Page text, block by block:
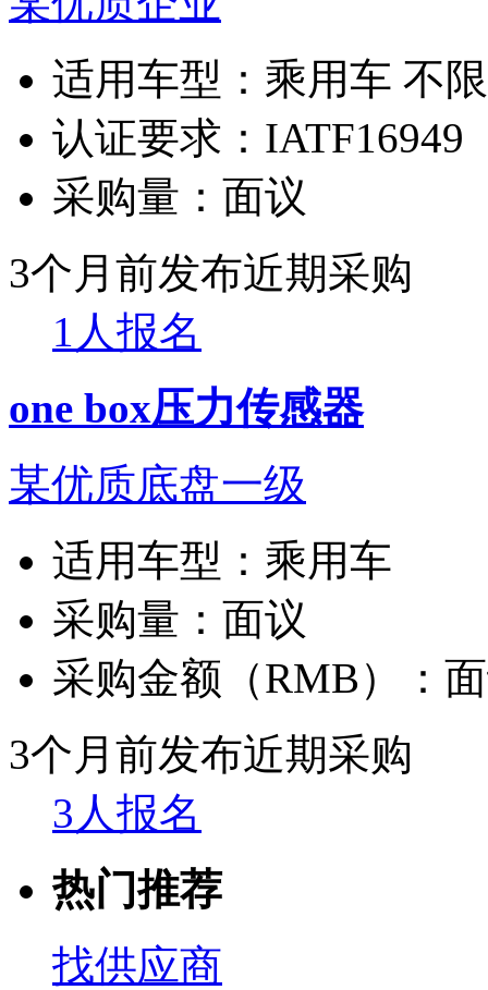
适用车型： 乘用车 不
认证要求： IATF16949
采购量： 面议
3个月前发布近期采购
1人报名
one box压力传感器
某优质底盘一级
适用车型： 乘用车
采购量： 面议
采购金额（RMB）：
3个月前发布近期采购
3人报名
热门推荐
找供应商